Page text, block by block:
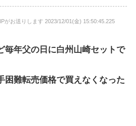
がお送りします 2023/12/01(金) 15:50:45.225
毎年父の日に白州山崎セットで
困難転売価格で買えなくなった